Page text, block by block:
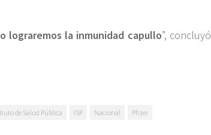
lograremos la inmunidad capullo”, concluyó
de Salud Pública ISP Nacional
Pfizer